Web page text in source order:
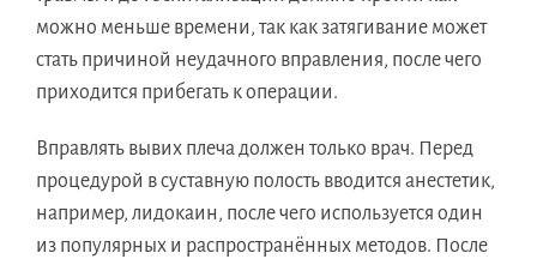
можно меньше времени, так как затягивание может
стать причиной неудачного вправления, после чего
приходится прибегать к операции.
Вправлять вывих плеча должен только врач. Перед
процедурой в суставную полость вводится анестетик,
например, лидокаин, после чего используется один
из популярных и распространённых методов. После